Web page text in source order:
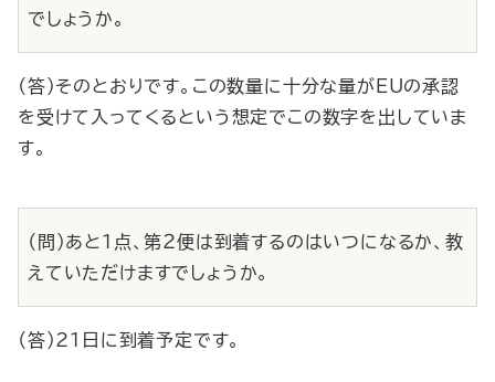
でしょうか。
（答）そのとおりです。この数量に十分な量がEUの承認
を受けて入ってくるという想定でこの数字を出していま
す。
（問）あと１点、第２便は到着するのはいつになるか、教
えていただけますでしょうか。
（答）21日に到着予定です。